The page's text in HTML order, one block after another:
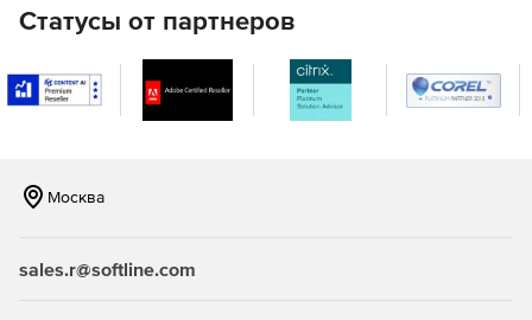
Статусы от партнеров
Москва
sales.r@softline.com